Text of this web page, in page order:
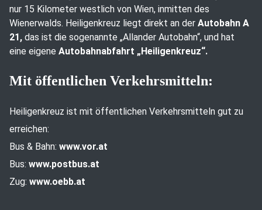
nur 15 Kilometer westlich von Wien, inmitten des
Wienerwalds. Heiligenkreuz liegt direkt an der Autobahn A
21, das ist die sogenannte „Allander Autobahn“, und hat
eine eigene Autobahnabfahrt „Heiligenkreuz“.
Mit öffentlichen Verkehrsmitteln:
Heiligenkreuz ist mit öffentlichen Verkehrsmitteln gut zu
erreichen:
Bus & Bahn: www.vor.at
Bus: www.postbus.at
Zug: www.oebb.at